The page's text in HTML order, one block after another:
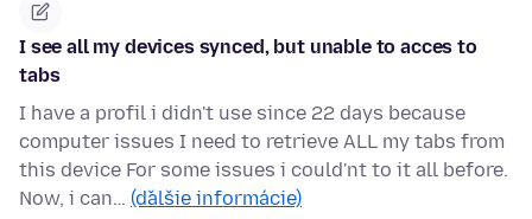
I see all my devices synced, but unable to acces to
tabs
I have a profil i didn't use since 22 days because
computer issues I need to retrieve ALL my tabs from
this device For some issues i could'nt to it all before.
Now, i can… (ďalšie informácie)